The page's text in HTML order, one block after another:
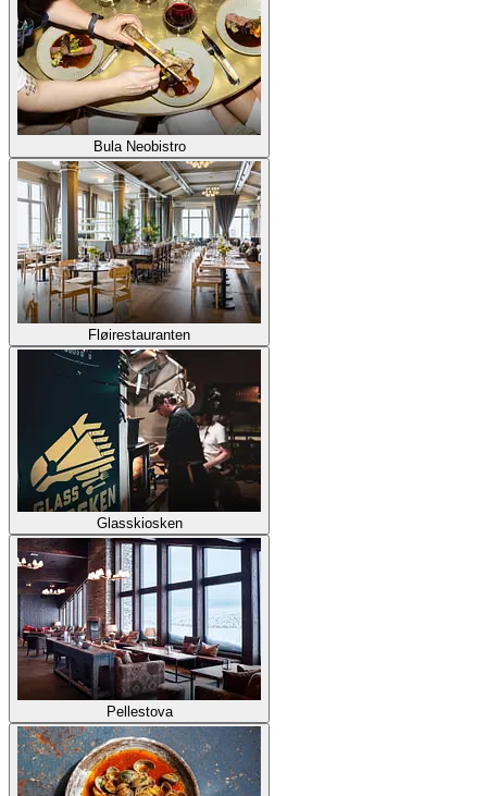
Bula Neobistro
Fløirestauranten
Glasskiosken
Pellestova